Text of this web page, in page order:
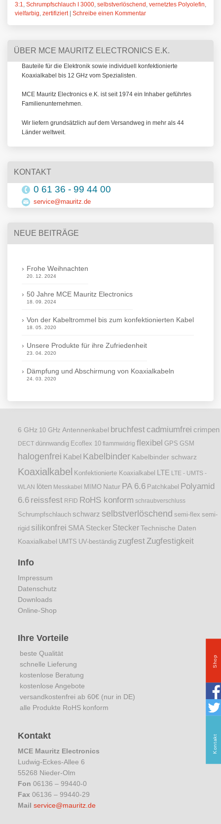
3:1
Schrumpfschlauch I 3000 selbstverlöschend vernetztes Polyolefin
vielfarbig zertifiziert | Schreibe einen Kommentar
ÜBER MCE MAURITZ ELECTRONICS E.K.
Bauteile für die Elektronik sowie individuell konfektionierte
Koaxialkabel bis 12 GHz vom Spezialisten.
MCE Mauritz Electronics e.K. ist seit 1974 ein Inhaber geführtes
Familienunternehmen.
Wir liefern grundsätzlich auf dem Versandweg in mehr als 44
Länder weltweit.
KONTAKT
0 61 36 - 99 44 00
service@mauritz.de
NEUE BEITRÄGE
Frohe Weihnachten
20. 12. 2024
50 Jahre MCE Mauritz Electronics
18. 09. 2024
Von der Kabeltrommel bis zum konfektionierten Kabel
18. 05. 2020
Unsere Produkte für ihre Zufriedenheit
23. 04. 2020
Dämpfung und Abschirmung von Koaxialkabeln
24. 03. 2020
6 GHz 10 GHz Antennenkabel bruchfest cadmiumfrei crimpen
DECT dünnwandig Ecoflex 10 flammwidrig flexibel GPS GSM
halogenfrei Kabel Kabelbinder Kabelbinder schwarz
Koaxialkabel Konfektionierte Koaxialkabel LTE LTE - UMTS -
WLAN löten Messkabel MIMO Natur PA 6.6 Patchkabel Polyamid
6.6 reissfest RFID RoHS konform schraubverschluss
Schrumpfschlauch schwarz selbstverlöschend semi-flex semi-
rigid silikonfrei SMA Stecker Stecker Technische Daten
Koaxialkabel UMTS UV-beständig zugfest Zugfestigkeit
Info
Impressum
Datenschutz
Downloads
Online-Shop
Ihre Vorteile
beste Qualität
schnelle Lieferung
kostenlose Beratung
kostenlose Angebote
versandkostenfrei ab 60€ (nur in DE)
alle Produkte RoHS konform
Kontakt
MCE Mauritz Electronics
Ludwig-Eckes-Allee 6
55268 Nieder-Olm
Fon 06136 – 99440-0
Fax 06136 – 99440-29
Mail service@mauritz.de
Shop
Kontakt